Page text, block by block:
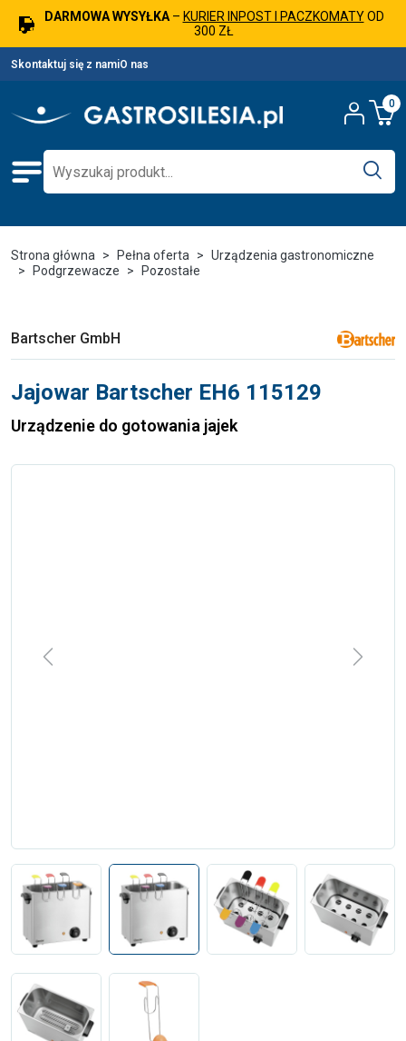
DARMOWA WYSYŁKA– KURIER INPOST I PACZKOMATYOD
300 ZŁ
Skontaktuj się z namiO nas
0
Strona główna Pełna oferta
Urządzenia gastronomiczne
Podgrzewacze
Pozostałe
Bartscher GmbH
Jajowar Bartscher EH6 115129
Urządzenie do gotowania jajek
Previous Next